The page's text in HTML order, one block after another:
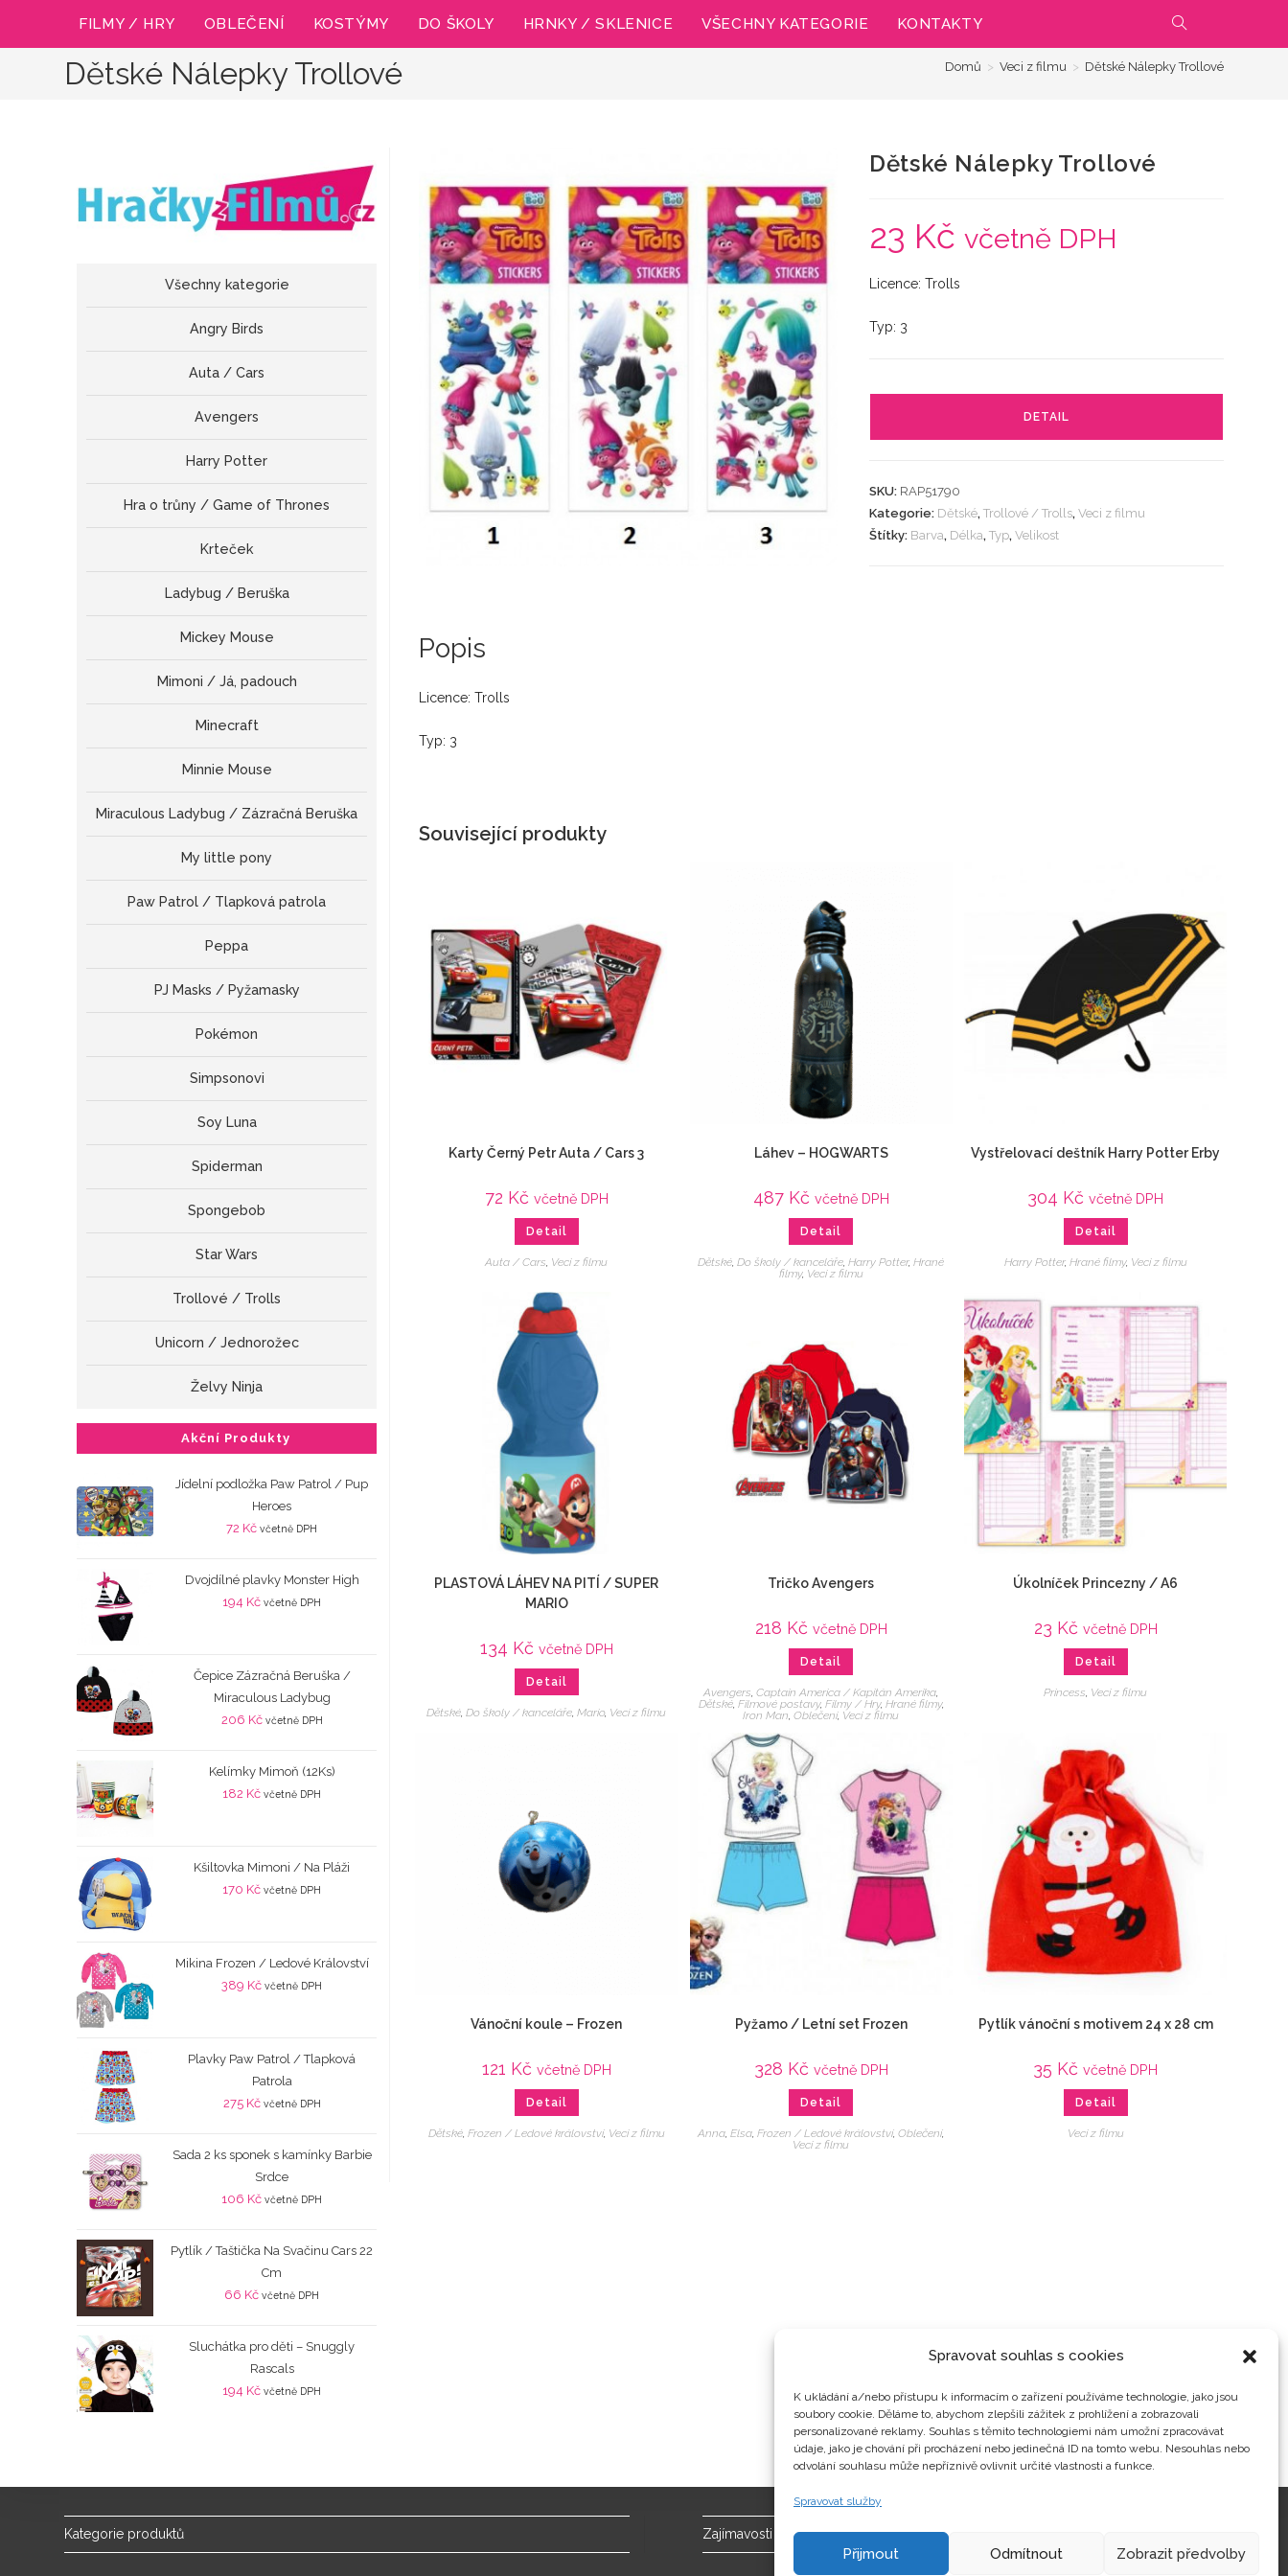
Spravovat souhlas s cookies
K ukládání a/nebo přístupu k informacím o zařízení používáme technologie, jako jsou
soubory cookie. Děláme to, abychom zlepšili zážitek z prohlížení a zobrazovali
personalizované reklamy. Souhlas s těmito technologiemi nám umožní zpracovávat
údaje, jako je chování při procházení nebo jedinečná ID na tomto webu. Nesouhlas nebo
odvolání souhlasu může nepříznivě ovlivnit určité vlastnosti a funkce.
Spravovat služby
Přijmout Odmítnout Zobrazit předvolby
FILMY / HRY OBLEČENÍ KOSTÝMY DO ŠKOLY HRNKY / SKLENICE VŠECHNY KATEGORIE KONTAKTY PŘEPNOUT
VYHLEDÁVÁNÍ
Dětské Nálepky Trollové Domů > Veci z filmu > Dětské Nálepky Trollové
Dětské Nálepky Trollové
23 Kč včetně DPH
Licence: Trolls
Typ: 3
DETAIL
SKU: RAP51790
Kategorie: Dětské,Trollové / Trolls,Veci z filmu
Štítky: Barva, Délka,Typ,Velikost
Popis
Licence: Trolls
Typ: 3
Související produkty
Karty Černý Petr Auta / Cars 3
72 Kč včetně DPH
Detail
Auta / Cars, Veci z filmu
Láhev – HOGWARTS
487 Kč včetně DPH
Detail
Dětské,Do školy / kanceláře,Harry Potter,Hrané
filmy, Veci z filmu
Vystřelovací deštník Harry Potter Erby
304 Kč včetně DPH
Detail
Harry Potter, Hrané filmy, Veci z filmu
PLASTOVÁ LÁHEV NA PITÍ / SUPER
MARIO
134 Kč včetně DPH
Detail
Dětské ,Do školy / kanceláře ,Mario, Veci z filmu
Tričko Avengers
218 Kč včetně DPH
Detail
Avengers ,Captain America / Kapitán Amerika
Dětské, Filmové postavy, Filmy / Hry, Hrané filmy,
Iron Man ,Oblečení, Veci z filmu
Úkolníček Princezny / A6
23 Kč včetně DPH
Detail
Princess Veci z filmu
Vánoční koule – Frozen
121 Kč včetně DPH
Detail
Dětské, Frozen / Ledové království, Veci z filmu
Pyžamo / Letní set Frozen
328 Kč včetně DPH
Detail
Anna,Elsa,Frozen / Ledové království,Oblečení,
Veci z filmu
Pytlík vánoční s motivem 24 x 28 cm
35 Kč včetně DPH
Detail
Veci z filmu
Všechny kategorie
Angry Birds
Auta / Cars
Avengers
Harry Potter
Hra o trůny / Game of Thrones
Krteček
Ladybug / Beruška
Mickey Mouse
Mimoni / Já, padouch
Minecraft
Minnie Mouse
Miraculous Ladybug / Zázračná Beruška
My little pony
Paw Patrol / Tlapková patrola
Peppa
PJ Masks / Pyžamasky
Pokémon
Simpsonovi
Soy Luna
Spiderman
Spongebob
Star Wars
Trollové / Trolls
Unicorn / Jednorožec
Želvy Ninja
Akční Produkty
Jídelní podložka Paw Patrol / Pup
Heroes
72 Kč včetně DPH
Dvojdílné plavky Monster High
194 Kč včetně DPH
Čepice Zázračná Beruška /
Miraculous Ladybug
206 Kč včetně DPH
Kelímky Mimoň (12Ks)
182 Kč včetně DPH
Kšiltovka Mimoni / Na Pláži
170 Kč včetně DPH
Mikina Frozen / Ledové Království
389 Kč včetně DPH
Plavky Paw Patrol / Tlapková
Patrola
275 Kč včetně DPH
Sada 2 ks sponek s kamínky Barbie
Srdce
106 Kč včetně DPH
Pytlík / Taštička Na Svačinu Cars 22
Cm
66 Kč včetně DPH
Sluchátka pro děti – Snuggly
Rascals
194 Kč včetně DPH
Kategorie produktů Zajímavosti